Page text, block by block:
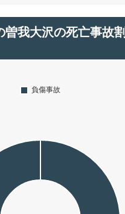
曽我大沢の死亡事故割